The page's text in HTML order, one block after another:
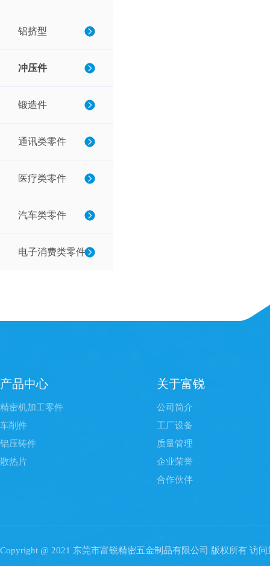
铝挤型
冲压件
锻造件
通讯类零件
医疗类零件
汽车类零件
电子消费类零件
产品中心
精密机加工零件
车削件
铝压铸件
散热片
关于富锐
公司简介
工厂设备
质量管理
企业荣誉
合作伙伴
Copyright @ 2021 东莞市富锐精密五金制品有限公司 版权所有 访问